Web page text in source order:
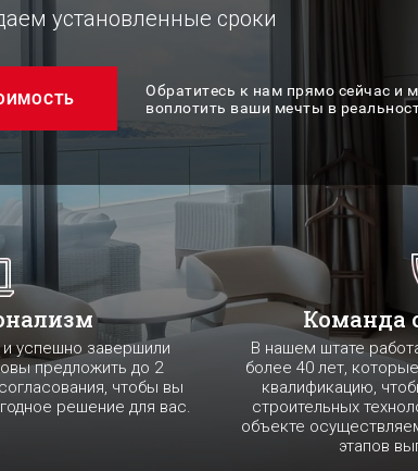
установленные сроки
Обратитесь к нам прямо сейчас и
воплотить ваши мечты в
успешно завершили
предложить до 2
чтобы вы
решение для вас.
Команда
В нашем штате
более 40 лет,
квалификацию,
строительных
объекте
этапов